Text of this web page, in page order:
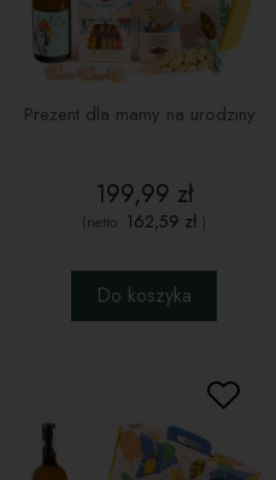
Prezent dla mamy na urodziny
199,99 zł
(netto: 162,59 zł )
Do koszyka